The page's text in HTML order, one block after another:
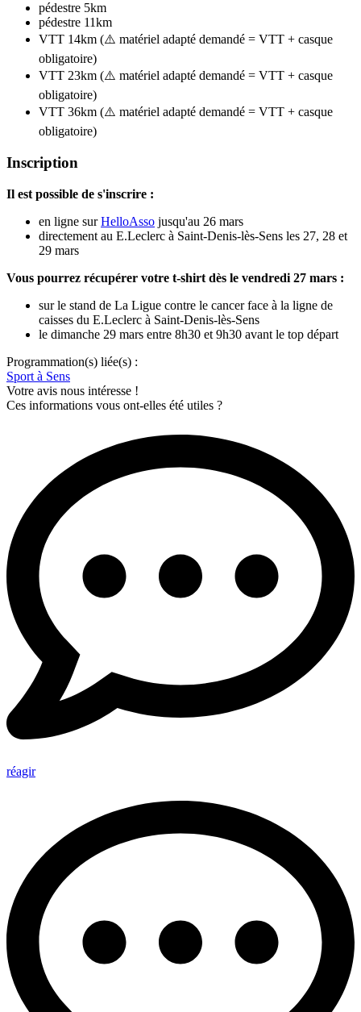
pédestre 5km
pédestre 11km
VTT 14km (⚠️ matériel adapté demandé = VTT + casque
obligatoire)
VTT 23km (⚠️ matériel adapté demandé = VTT + casque
obligatoire)
VTT 36km (⚠️ matériel adapté demandé = VTT + casque
obligatoire)
Inscription
Il est possible de s'inscrire :
en ligne surHelloAsso jusqu'au 26 mars
directement au E.Leclerc à Saint-Denis-lès-Sens les 27, 28 et
29 mars
Vous pourrez récupérer votre t-shirt dès le vendredi 27 mars :
sur le stand de La Ligue contre le cancer face à la ligne de
caisses du E.Leclerc à Saint-Denis-lès-Sens
le dimanche 29 mars entre 8h30 et 9h30 avant le top départ
Programmation(s) liée(s) :
Sport à Sens
Votre avis nous intéresse !
Ces informations vous ont-elles été utiles ?
réagir